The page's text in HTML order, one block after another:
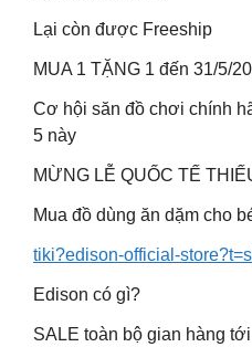
Lại còn được Freeship
MUA 1 TẶNG 1 đến 31/5/
Cơ hội săn đồ chơi chính
5 này
MỪNG LỄ QUỐC TẾ
Mua đồ dùng ăn dặm cho
tiki?edison-official-
Edison có gì?
SALE toàn bộ gian hàng